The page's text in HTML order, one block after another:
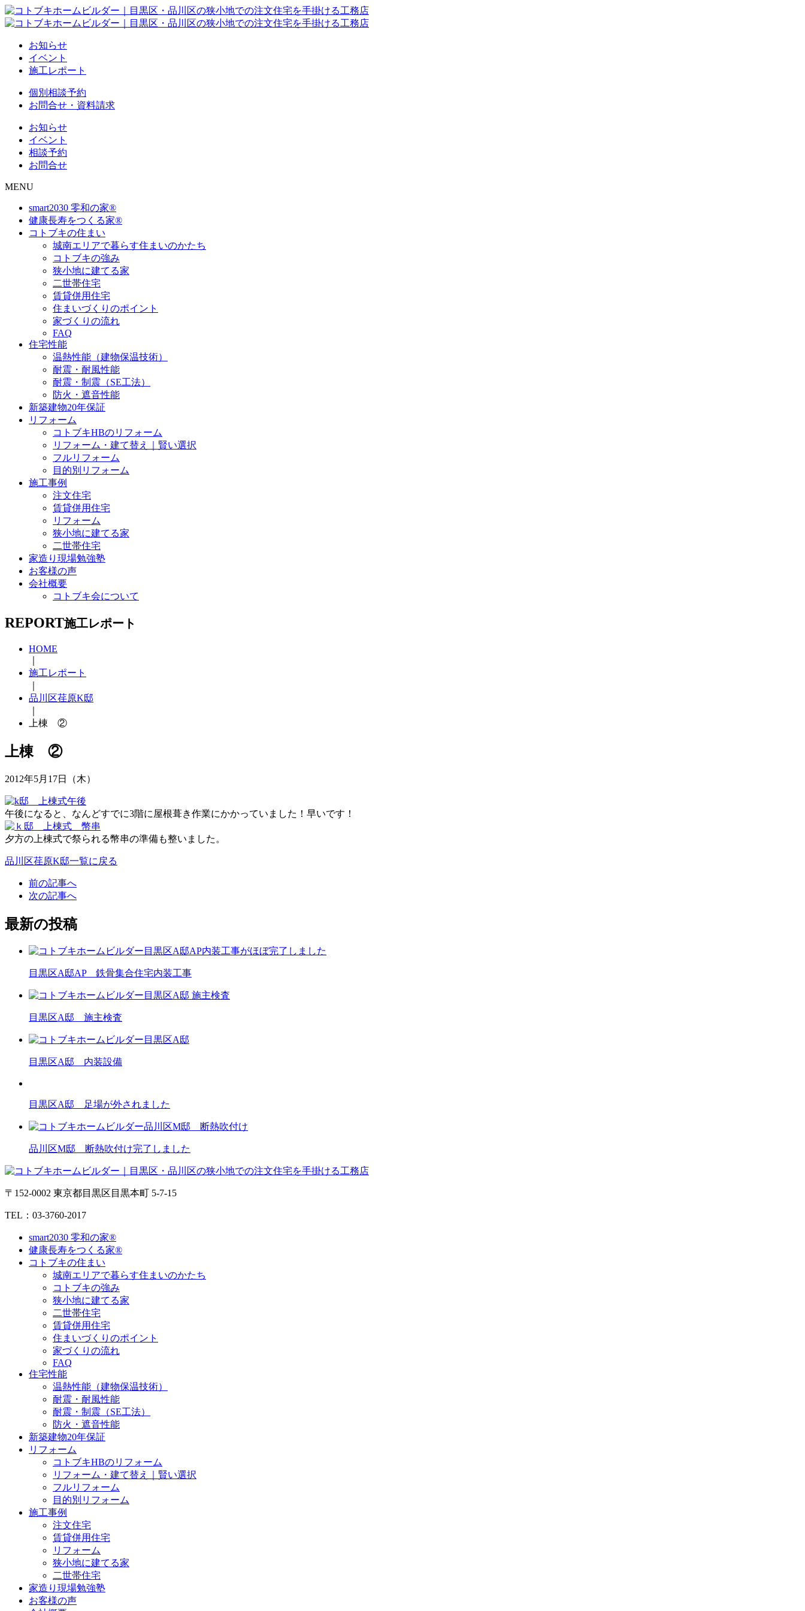
お知らせ
イベント
施工レポート
個別相談予約
お問合せ・資料請求
お知らせ
イベント
相談予約
お問合せ
MENU
smart2030 零和の家®
健康長寿をつくる家®
コトブキの住まい
城南エリアで暮らす住まいのかたち
コトブキの強み
狭小地に建てる家
二世帯住宅
賃貸併用住宅
住まいづくりのポイント
家づくりの流れ
FAQ
住宅性能
温熱性能（建物保温技術）
耐震・耐風性能
耐震・制震（SE工法）
防火・遮音性能
新築建物20年保証
リフォーム
コトブキHBのリフォーム
リフォーム・建て替え｜賢い選択
フルリフォーム
目的別リフォーム
施工事例
注文住宅
賃貸併用住宅
リフォーム
狭小地に建てる家
二世帯住宅
家造り現場勉強塾
お客様の声
会社概要
コトブキ会について
REPORT施工レポート
HOME
施工レポート
品川区荏原K邸
上棟 ②
上棟 ②
2012年5月17日（木）
午後になると、なんどすでに3階に屋根葺き作業にかかっていました！早いです！
夕方の上棟式で祭られる幣串の準備も整いました。
品川区荏原K邸一覧に戻る
前の記事へ
次の記事へ
最新の投稿
目黒区A邸AP 鉄骨集合住宅内装工事
目黒区A邸 施主検査
目黒区A邸 内装設備
目黒区A邸 足場が外されました
品川区M邸 断熱吹付け完了しました
〒152-0002 東京都目黒区目黒本町 5-7-15
TEL：03-3760-2017
smart2030 零和の家®
健康長寿をつくる家®
コトブキの住まい
城南エリアで暮らす住まいのかたち
コトブキの強み
狭小地に建てる家
二世帯住宅
賃貸併用住宅
住まいづくりのポイント
家づくりの流れ
FAQ
住宅性能
温熱性能（建物保温技術）
耐震・耐風性能
耐震・制震（SE工法）
防火・遮音性能
新築建物20年保証
リフォーム
コトブキHBのリフォーム
リフォーム・建て替え｜賢い選択
フルリフォーム
目的別リフォーム
施工事例
注文住宅
賃貸併用住宅
リフォーム
狭小地に建てる家
二世帯住宅
家造り現場勉強塾
お客様の声